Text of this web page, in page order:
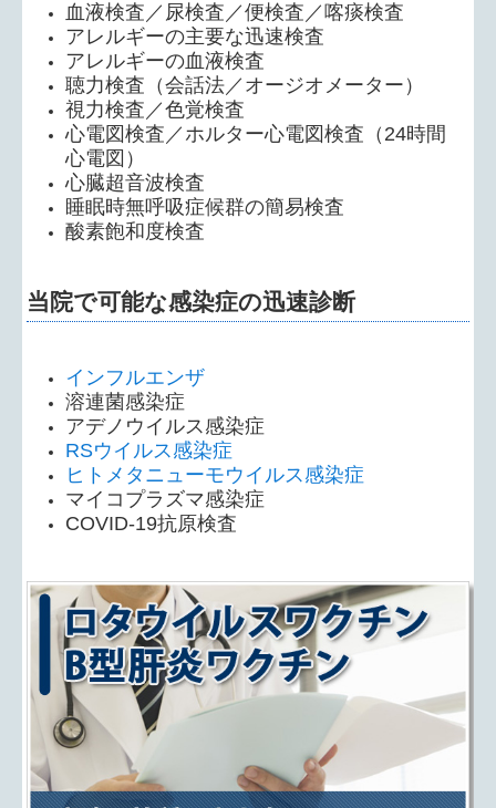
血液検査／尿検査／便検査／喀痰検査
アレルギーの主要な迅速検査
アレルギーの血液検査
聴力検査（会話法／オージオメーター）
視力検査／色覚検査
心電図検査／ホルター心電図検査（24時間
心電図）
心臓超音波検査
睡眠時無呼吸症候群の簡易検査
酸素飽和度検査
当院で可能な感染症の迅速診断
インフルエンザ
溶連菌感染症
アデノウイルス感染症
RSウイルス感染症
ヒトメタニューモウイルス感染症
マイコプラズマ感染症
COVID-19抗原検査